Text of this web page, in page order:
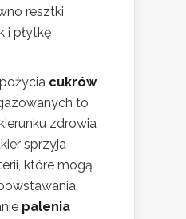
resztki
i płytkę
cukrów
to
zdrowia
sprzyja
które mogą
palenia